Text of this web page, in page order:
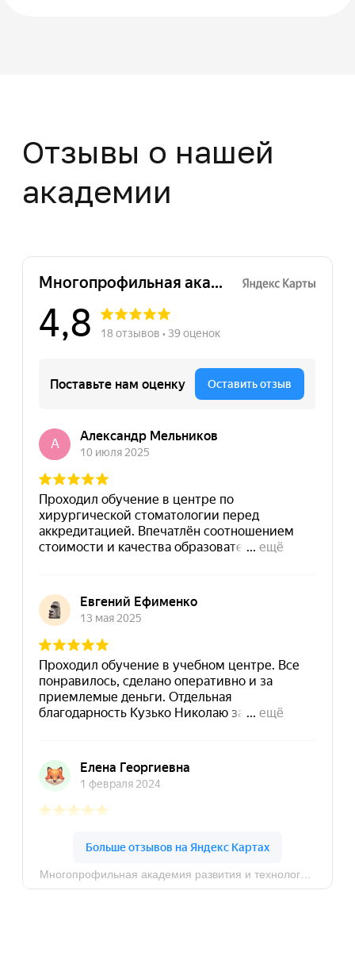
персональных данных
Отправить заявку
Город Москва, ул. Кусковская, д. 20А
info@dpomart.ru
8 (495) 532-73-24
© MAPT, 2025
Политика конфиденциальности